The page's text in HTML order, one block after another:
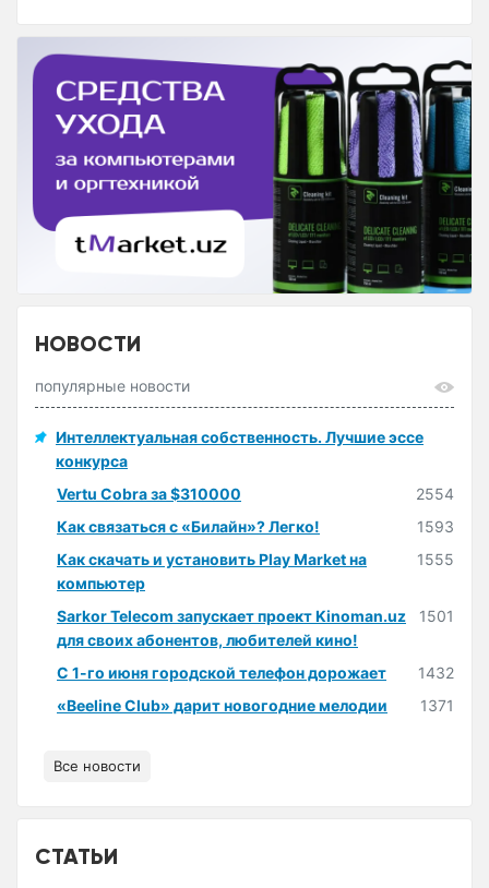
НОВОСТИ
популярные новости
Интеллектуальная собственность. Лучшие эссе
конкурса
Vertu Cobra за $310000
2554
Как связаться с «Билайн»? Легко!
1593
Как скачать и установить Play Market на
компьютер
1555
Sarkor Telecom запускает проект Kinoman.uz
для своих абонентов, любителей кино!
1501
С 1-го июня городской телефон дорожает
1432
«Beeline Club» дарит новогодние мелодии
1371
Все новости
СТАТЬИ